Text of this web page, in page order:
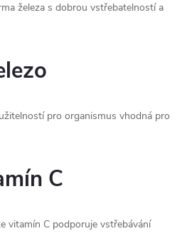
železa s dobrou vstřebatelností a
pro organismus vhodná pro
C
vitamín C podporuje vstřebávání